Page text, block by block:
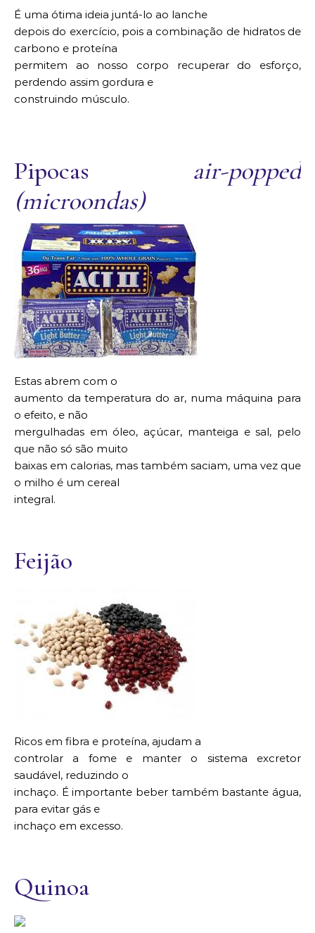
É uma ótima ideia juntá-lo ao lanche
depois do exercício, pois a combinação de hidratos de
carbono e proteína
permitem ao nosso corpo recuperar do esforço,
perdendo assim gordura e
construindo músculo.
Pipocas air-popped
(microondas)
Estas abrem com o
aumento da temperatura do ar, numa máquina para
o efeito, e não
mergulhadas em óleo, açúcar, manteiga e sal, pelo
que não só são muito
baixas em calorias, mas também saciam, uma vez que
o milho é um cereal
integral.
Feijão
Ricos em fibra e proteína, ajudam a
controlar a fome e manter o sistema excretor
saudável, reduzindo o
inchaço. É importante beber também bastante água,
para evitar gás e
inchaço em excesso.
Quinoa